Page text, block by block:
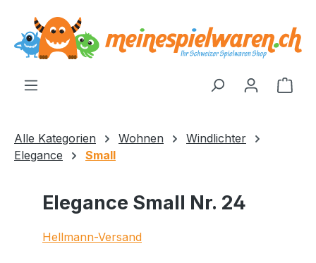
springen
Alle Kategorien Wohnen
Windlichter
Elegance
Small
Elegance Small Nr. 24
Hellmann-Versand